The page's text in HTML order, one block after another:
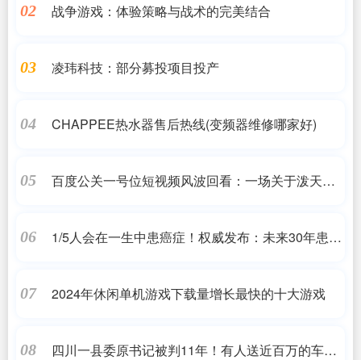
02 战争游戏：体验策略与战术的完美结合
03 凌玮科技：部分募投项目投产
04 CHAPPEE热水器售后热线(变频器维修哪家好)
05
百度公关一号位短视频风波回看：一场关于泼天流
06
1/5人会在一生中患癌症！权威发布：未来30年患癌
07 2024年休闲单机游戏下载量增长最快的十大游戏
08
四川一县委原书记被判11年！有人送近百万的车，